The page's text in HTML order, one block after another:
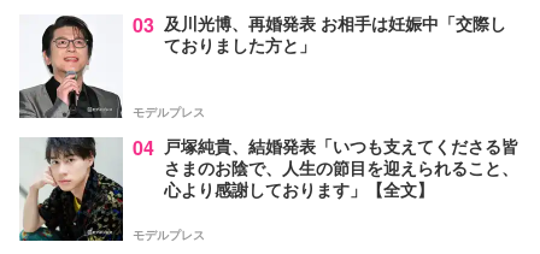
03 及川光博、再婚発表 お相手は妊娠中「交際し
ておりました方と」
モデルプレス
04 戸塚純貴、結婚発表「いつも支えてくださる皆
さまのお陰で、人生の節目を迎えられること、
心より感謝しております」【全文】
モデルプレス